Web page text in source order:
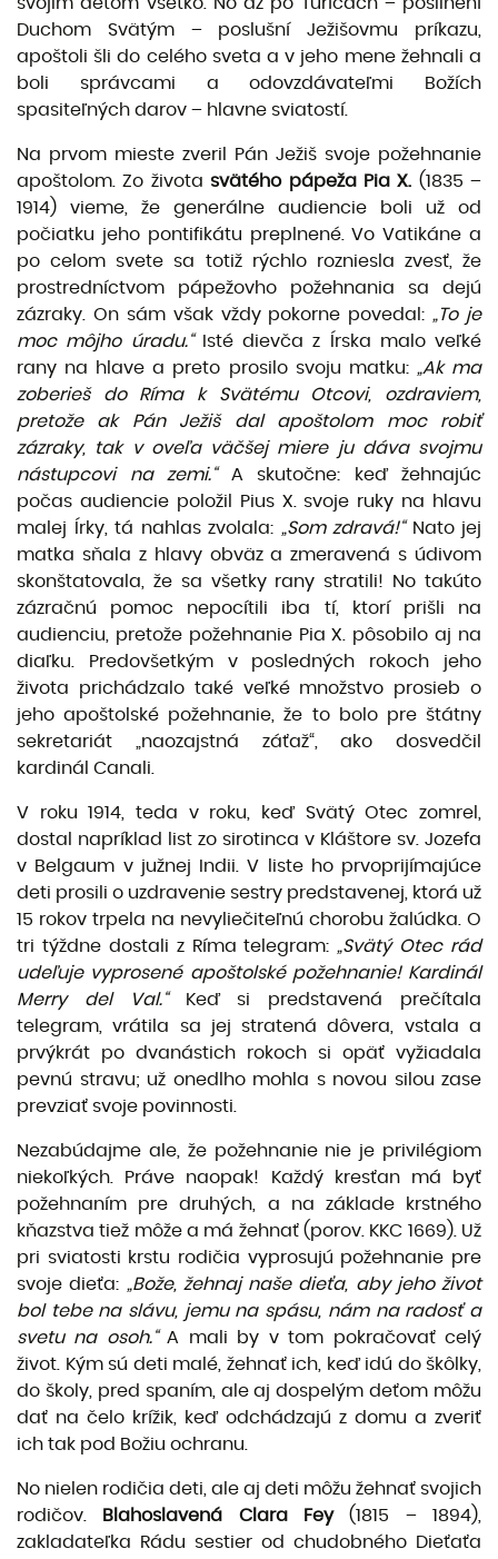
svojim deťom všetko. No až po Turícach – posilnení
Duchom Svätým – poslušní Ježišovmu príkazu,
apoštoli šli do celého sveta a v jeho mene žehnali a
boli správcami a odovzdávateľmi Božích
spasiteľných darov – hlav­ne sviatostí.
Na prvom mieste zveril Pán Ježiš svoje požehnanie
apoštolom. Zo životasvätého pápeža Pia X. (1835 –
1914) vieme, že generálne audiencie boli už od
počiatku jeho pontifikátu preplnené. Vo Vatikáne a
po celom svete sa totiž rýchlo rozniesla zvesť, že
prostredníctvom pápežovho požehnania sa dejú
zázraky. On sám však vždy pokorne povedal:„To je
moc môjho úradu.“Isté dievča z Írska malo veľké
rany na hlave a preto prosilo svoju matku: „Ak ma
zoberieš do Ríma k Svätému Otcovi, ozdraviem,
pretože ak Pán Ježiš dal apoštolom moc robiť
zázraky, tak v oveľa väčšej miere ju dáva svojmu
nástupcovi na zemi.“ A skutočne: keď žehnajúc
počas audiencie položil Pius X. svoje ruky na hlavu
malej Írky, tá nahlas zvo­lala: „Som zdravá!“Nato jej
matka sňala z hlavy obväz a zmeravená s údivom
skonštatovala, že sa všetky rany stratili! No takúto
zázračnú pomoc nepocítili iba tí, ktorí prišli na
audienciu, pretože požehnanie Pia X. pôsobilo aj na
diaľku. Predovšetkým v posledných rokoch jeho
života prichádzalo také veľké množstvo prosieb o
jeho apoštolské požehnanie, že to bolo pre štátny
sekretariát „naozajstná záťaž“, ako dosvedčil
kardinál Canali.
V roku 1914, teda v roku, keď Svätý Otec zomrel,
dostal napríklad list zo sirotinca v Kláštore sv. Jozefa
v Belgaum v južnej Indii. V liste ho prvoprijímajúce
deti prosili o uzdravenie sestry predstavenej, kto­rá už
15 rokov trpela na nevyliečiteľnú chorobu žalúdka. O
tri týždne dostali z Ríma telegram:„Svätý Otec rád
udeľuje vyprosené apoštolské požehnanie! Kardinál
Merry del Val.“Keď si predstavená prečítala
telegram, vrátila sa jej stratená dôvera, vstala a
prvýkrát po dvanástich rokoch si opäť vyžiadala
pevnú stravu; už onedlho mohla s novou silou zase
prevziať svoje povinnosti.
Nezabúdajme ale, že požehnanie nie je privilégiom
niekoľkých. Práve naopak! Každý kresťan má byť
požehnaním pre druhých, a na základe krstného
kňazstva tiež môže a má žehnať (porov. KKC 1669). Už
pri sviatosti krstu rodičia vyprosujú požehnanie pre
svoje dieťa: „Bože, žehnaj naše dieťa, aby jeho život
bol tebe na slávu, jemu na spásu, nám na radosť a
svetu na osoh.“A mali by v tom pokračovať celý
život. Kým sú deti malé, žehnať ich, keď idú do škôlky,
do školy, pred spaním, ale aj dospelým deťom môžu
dať na čelo krížik, keď odchádzajú z domu a zveriť
ich tak pod Božiu ochranu.
No nielen rodičia deti, ale aj deti môžu žehnať svojich
rodičov.
Blahoslavená Clara Fey(1815 – 1894),
zakladateľka Rádu sestier od chudobného Dieťaťa